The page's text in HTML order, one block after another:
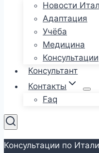
Новости
Адаптация
Учёба
Медицина
Консультации
Консультант
Контакты
Faq
Консультации по